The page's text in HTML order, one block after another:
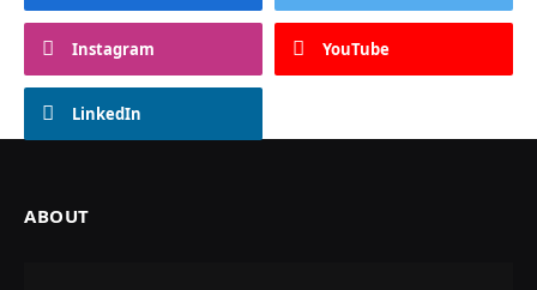
Instagram YouTube
LinkedIn
ABOUT